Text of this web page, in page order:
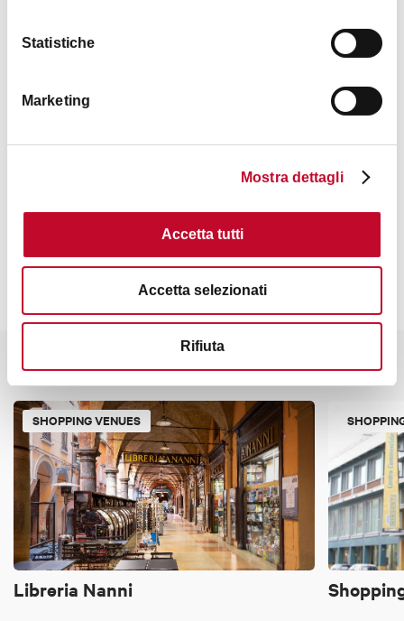
Statistiche
Marketing
Mostra dettagli
Accetta tutti
Accetta selezionati
Rifiuta
Saturday
7:00am - 1:00pm
4:00pm - 7:30pm
It might also interest you
SHOPPING VENUES
Libreria Nanni